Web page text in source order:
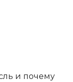
и почему